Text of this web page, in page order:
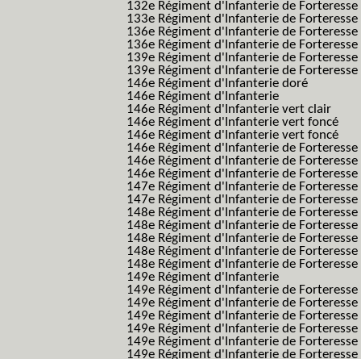
132e Régiment d'Infanterie de Forteresse
133e Régiment d'Infanterie de Forteresse
136e Régiment d'Infanterie de Forteresse
136e Régiment d'Infanterie de
139e Régiment d'Infanterie de
139e Régiment d'Infanterie de
146e Régiment d'Infanterie doré
146e Régiment d'Infanterie
146e Régiment d'Infanterie vert clair
146e Régiment d'Infanterie vert foncé
146e Régiment d'Infanterie vert foncé
146e Régiment d'Infanterie de
146e Régiment d'Infanterie de
146e Régiment d'Infanterie de
147e Régiment d'Infanterie de Forteresse
147e Régiment d'Infanterie de Forteresse
148e Régiment d'Infanterie de Forteresse
148e Régiment d'Infanterie de Forteresse
148e Régiment d'Infanterie de Forteresse
148e Régiment d'Infanterie de Forteresse
148e Régiment d'Infanterie de Forteresse
149e Régiment d'Infanterie
149e Régiment d'Infanterie de
149e Régiment d'Infanterie de
149e Régiment d'Infanterie de
149e Régiment d'Infanterie de
149e Régiment d'Infanterie de
149e Régiment d'Infanterie de